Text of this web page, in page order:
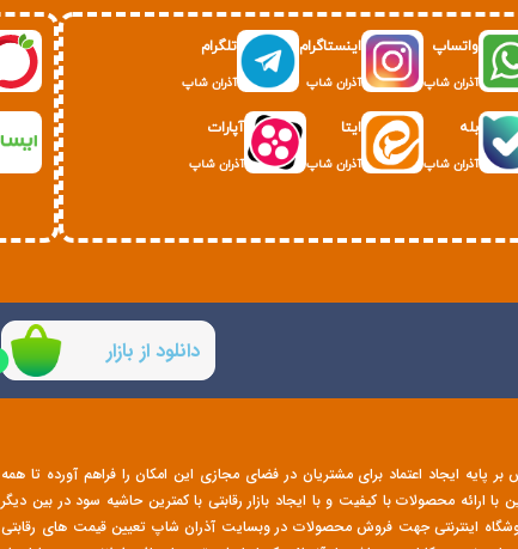
واتساپ
آذران شاپ
اینستاگرام
آذران شاپ
تلگرام
آذران شاپ
بله
آذران شاپ
ایتا
آذران شاپ
آپارات
آذران شاپ
دانلود از بازار
بر پایه ایجاد اعتماد برای مشتریان در فضای مجازی این امکان را فراهم آورده تا همه
محصولات با کیفیت و با ایجاد بازار رقابتی با کمترین حاشیه سود در بین دیگر
اینترنتی جهت فروش محصولات در وبسایت آذران شاپ تعیین قیمت های رقابتی